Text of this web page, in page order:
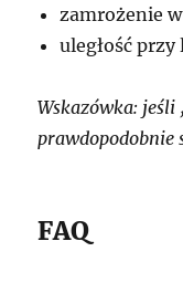
zamrożenie
uległość
Wskazówka: jeśli
prawdopodobnie
FAQ